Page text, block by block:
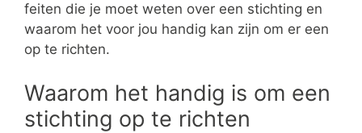
feiten die je moet weten over een stichting en
waarom het voor jou handig kan zijn om er een
op te richten.
Waarom het handig is om een
stichting op te richten